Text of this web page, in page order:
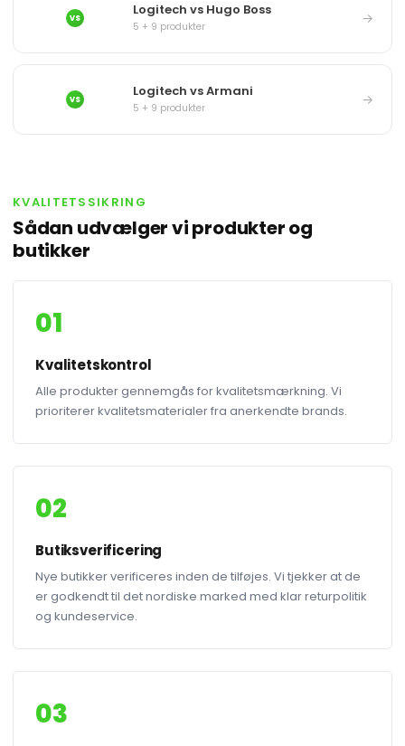
VS Logitech vs Hugo Boss
5 + 9 produkter →
VS Logitech vs Armani
5 + 9 produkter →
KVALITETSSIKRING
Sådan udvælger vi produkter og
butikker
01
Kvalitetskontrol
Alle produkter gennemgås for kvalitetsmærkning. Vi
prioriterer kvalitetsmaterialer fra anerkendte brands.
02
Butiksverificering
Nye butikker verificeres inden de tilføjes. Vi tjekker at de
er godkendt til det nordiske marked med klar returpolitik
og kundeservice.
03